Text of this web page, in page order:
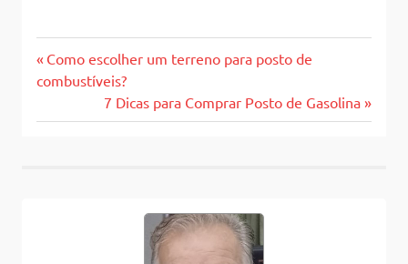
Navegação
Previous
Post:
Como escolher um terreno para posto de
combustíveis?
Next
Post:
7 Dicas para Comprar Posto de Gasolina